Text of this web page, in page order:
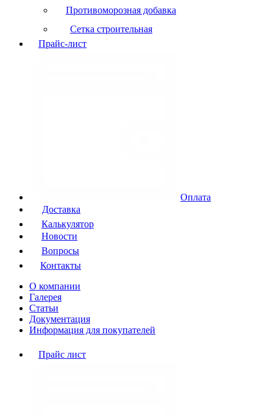
Противоморозная добавка
Сетка строительная
Прайс-лист
Оплата
Доставка
Калькулятор
Новости
Вопросы
Контакты
О компании
Галерея
Статьи
Документация
Информация для покупателей
Прайс лист